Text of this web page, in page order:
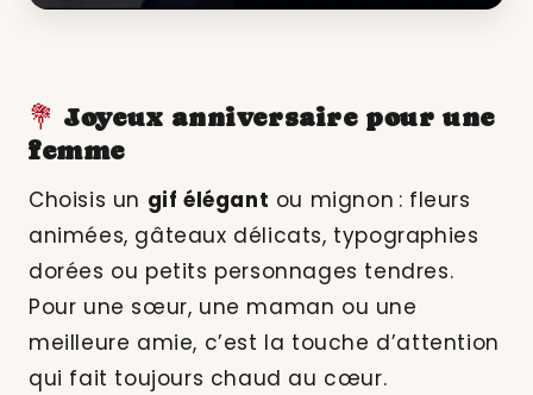
💐 Joyeux anniversaire pour une
femme
Choisis un gif élégant ou mignon : fleurs
animées, gâteaux délicats, typographies
dorées ou petits personnages tendres.
Pour une sœur, une maman ou une
meilleure amie, c’est la touche d’attention
qui fait toujours chaud au cœur.